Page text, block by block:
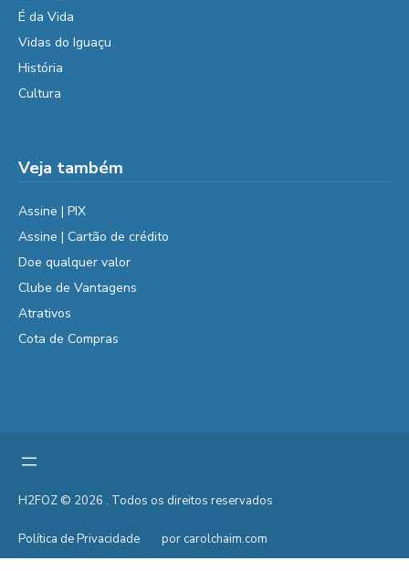
É da Vida
Vidas do Iguaçu
História
Cultura
Veja também
Assine | PIX
Assine | Cartão de crédito
Doe qualquer valor
Clube de Vantagens
Atrativos
Cota de Compras
H2FOZ © 2026 . Todos os direitos reservados
Política de Privacidade por carolchaim.com